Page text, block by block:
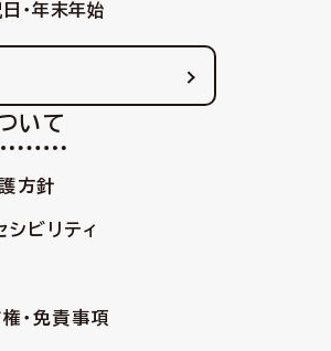
日・年末年始
いて
方針
シビリティ
権・免責事項